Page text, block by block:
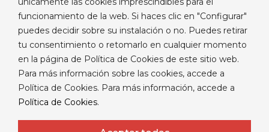
PRODUCTOS
NUESTRA EMPRESA
funcionamiento de la web. Si haces clic en "Configurar"
puedes decidir sobre su instalación o no. Puedes retirar
tu consentimiento o retomarlo en cualquier momento
en la página de Política de Cookies de este sitio web.
Para más información sobre las cookies, accede a
Política de Cookies. Para más información, accede a
Política de Cookies.